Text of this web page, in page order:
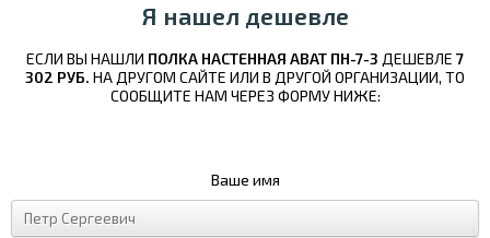
Я нашел дешевле
ЕСЛИ ВЫ НАШЛИ ПОЛКА НАСТЕННАЯ ABAT ПН-7-3 ДЕШЕВЛЕ 7
302 РУБ. НА ДРУГОМ САЙТЕ ИЛИ В ДРУГОЙ ОРГАНИЗАЦИИ, ТО
СООБЩИТЕ НАМ ЧЕРЕЗ ФОРМУ НИЖЕ:
Ваше имя